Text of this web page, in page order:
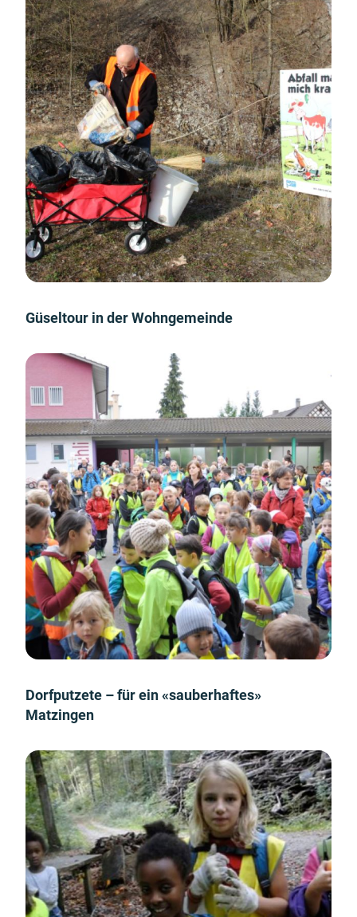
Güseltour in der Wohngemeinde
Dorfputzete – für ein «sauberhaftes»
Matzingen